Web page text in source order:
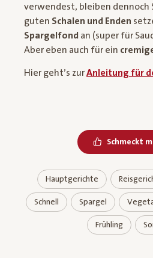
verwendest, bleiben dennoch
guten Schalen und Enden
Spargelfond an (super für
Aber eben auch für ein
Hier geht’s zurAnleitung für
Schmeckt
Hauptgerichte
Schnell Spargel
Frühling